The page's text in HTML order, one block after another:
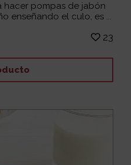
hacer pompas de jabón
enseñando el culo, es ...
23